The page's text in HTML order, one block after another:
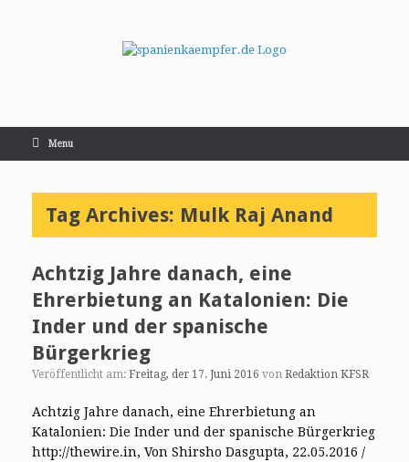
Menu
Tag Archives: Mulk Raj Anand
Achtzig Jahre danach, eine
Ehrerbietung an Katalonien: Die
Inder und der spanische
Bürgerkrieg
Veröffentlicht am: Freitag, der 17. Juni 2016 von Redaktion KFSR
Achtzig Jahre danach, eine Ehrerbietung an
Katalonien: Die Inder und der spanische Bürgerkrieg
http://thewire.in, Von Shirsho Dasgupta, 22.05.2016 /